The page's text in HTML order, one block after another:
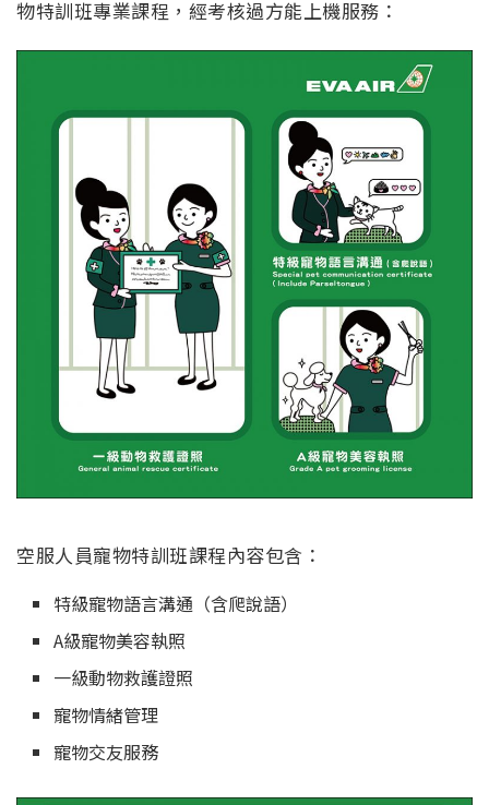
物特訓班專業課程，經考核過方能上機服務：
空服人員寵物特訓班課程內容包含：
特級寵物語言溝通（含爬說語）
A級寵物美容執照
一級動物救護證照
寵物情緒管理
寵物交友服務